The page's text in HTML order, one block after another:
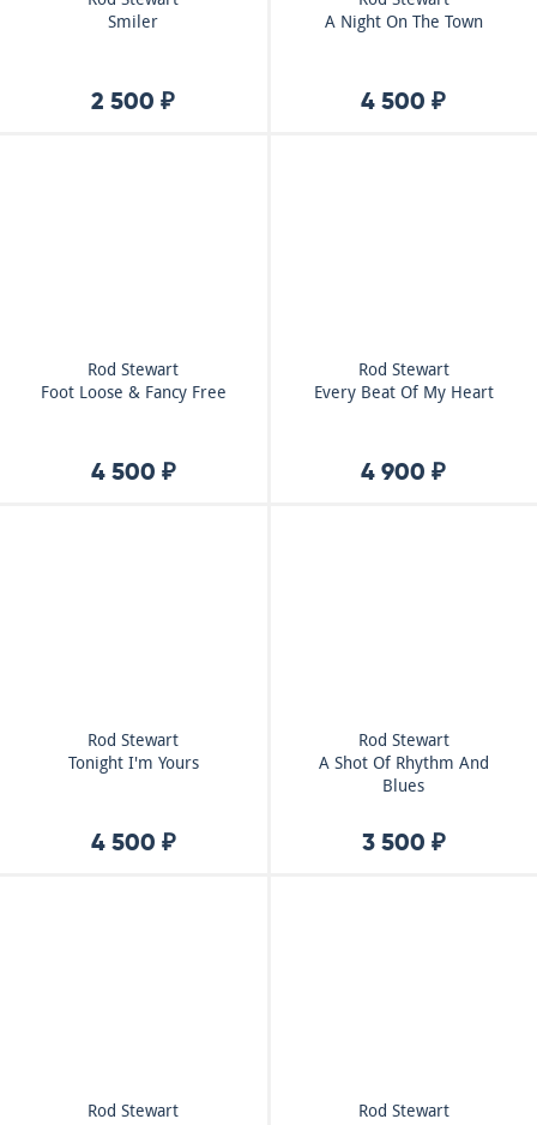
Smiler
2 500 ₽
A Night On The Town
4 500 ₽
Rod Stewart
Foot Loose & Fancy Free
4 500 ₽
Rod Stewart
Every Beat Of My Heart
4 900 ₽
Rod Stewart
Tonight I'm Yours
4 500 ₽
Rod Stewart
A Shot Of Rhythm And
Blues
3 500 ₽
Rod Stewart
Rod Stewart